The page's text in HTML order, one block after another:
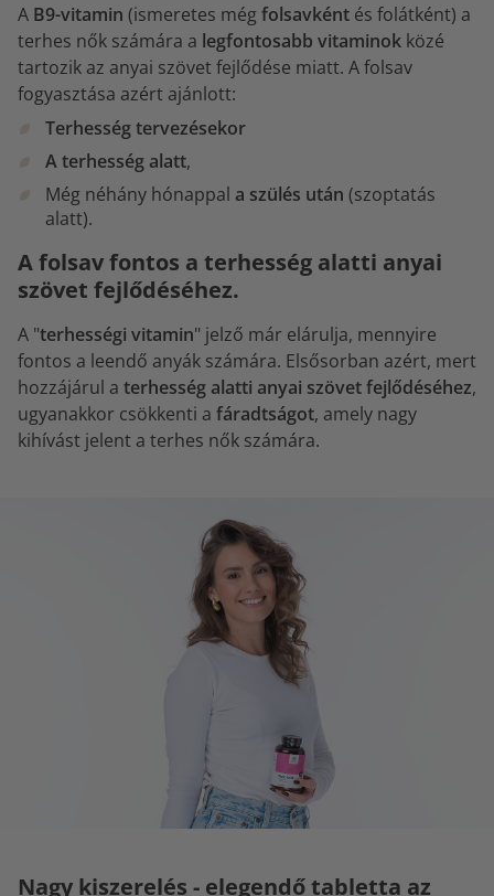
A B9-vitamin (ismeretes mégfolsavként és folátként) a
terhes nők számára a legfontosabb vitaminok közé
tartozik az anyai szövet fejlődése miatt. A folsav
fogyasztása azért ajánlott:
Terhesség tervezésekor
A terhesség alatt,
Még néhány hónappal a szülés után (szoptatás
alatt).
A folsav fontos a terhesség alatti anyai
szövet fejlődéséhez.
A "terhességi vitamin" jelző már elárulja, mennyire
fontos a leendő anyák számára. Elsősorban azért, mert
hozzájárul a terhesség alatti anyai szövet fejlődéséhez,
ugyanakkor csökkenti a fáradtságot, amely nagy
kihívást jelent a terhes nők számára.
Nagy kiszerelés - elegendő tabletta az